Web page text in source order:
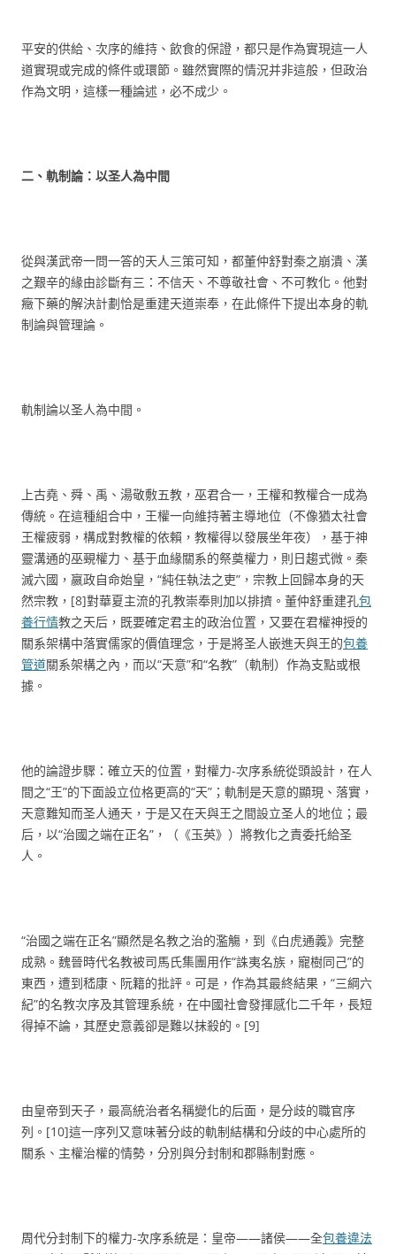
平安的供給、次序的維持、飲食的保證，都只是作為實現這一人
道實現或完成的條件或環節。雖然實際的情況并非這般，但政治
作為文明，這樣一種論述，必不成少。
二 、 軌制論：以圣人為中間
從與漢武帝一問一答的天人三策可知，都董仲舒對秦之崩潰、漢
之艱辛的緣由診斷有三：不信天、不尊敬社會、不可教化。他對
癥下藥的解決計劃恰是重建天道崇奉，在此條件下提出本身的軌
制論與管理論。
軌制論以圣人為中間。
上古堯、舜、禹、湯敬敷五教，巫君合一，王權和教權合一成為
傳統。在這種組合中，王權一向維持著主導地位（不像猶太社會
王權疲弱，構成對教權的依賴，教權得以發展坐年夜），基于神
靈溝通的巫覡權力、基于血緣關系的祭奠權力，則日趨式微。秦
滅六國，嬴政自命始皇，“純任執法之吏”，宗教上回歸本身的天
然宗教，[8]對華夏主流的孔教崇奉則加以排擠。董仲舒重建孔包
養行情教之天后，既要確定君主的政治位置，又要在君權神授的
關系架構中落實儒家的價值理念，于是將圣人嵌進天與王的包養
管道關系架構之內，而以“天意”和“名教”（軌制）作為支點或根
據。
他的論證步驟：確立天的位置，對權力-次序系統從頭設計，在人
間之“王”的下面設立位格更高的“天”；軌制是天意的顯現、落實，
天意難知而圣人通天，于是又在天與王之間設立圣人的地位；最
后，以“治國之端在正名”，（《玉英》）將教化之責委托給圣
人。
“治國之端在正名”顯然是名教之治的濫觴，到《白虎通義》完整
成熟。魏晉時代名教被司馬氏集團用作“誅夷名族，寵樹同己”的
東西，遭到嵇康、阮籍的批評。可是，作為其最終結果，“三綱六
紀”的名教次序及其管理系統，在中國社會發揮感化二千年，長短
得掉不論，其歷史意義卻是難以抹殺的。[9]
由皇帝到天子，最高統治者名稱變化的后面，是分歧的職官序
列。[10]這一序列又意味著分歧的軌制結構和分歧的中心處所的
關系、主權治權的情勢，分別與分封制和郡縣制對應。
周代分封制下的權力-次序系統是：皇帝——諸侯——全包養違法